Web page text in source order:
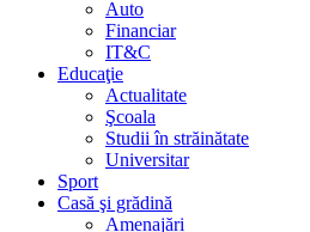
Auto
Financiar
IT&C
Educaţie
Actualitate
Şcoala
Studii în străinătate
Universitar
Sport
Casă şi grădină
Amenajări